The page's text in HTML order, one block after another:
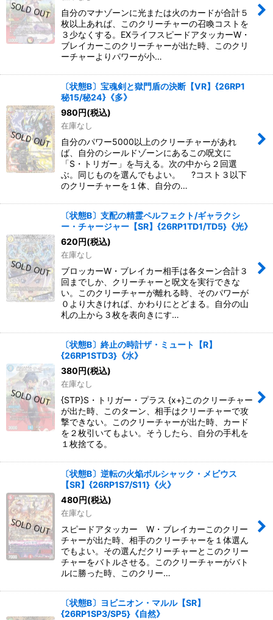
自分のマナゾーンに光または火のカードが合計５
枚以上あれば、このクリーチャーの召喚コストを
３少なくする。EXライフスピードアタッカーW・
ブレイカーこのクリーチャーが出た時、このクリ
ーチャーよりパワーが小…
〔状態B〕宝魂剣と獄門盾の決断【VR】{26RP1
秘15/秘24}《多》
980円(税込)
在庫なし
自分のパワー5000以上のクリーチャーがあれ
ば、自分のシールドゾーンにあるこの呪文に
「S・トリガー」を与える。次の中から２回選
ぶ。同じものを選んでもよい。 ?コスト３以下
のクリーチャーを１体、自分の…
〔状態B〕支配の精霊ペルフェクト/ギャラクシ
ー・チャージャー【SR】{26RP1TD1/TD5}《光》
620円(税込)
在庫なし
ブロッカーW・ブレイカー相手は各ターン合計３
回までしか、クリーチャーと呪文を実行できな
い。このクリーチャーが離れる時、そのパワーが
０より大きければ、かわりにとどまる。自分の山
札の上から３枚を表向きにす…
〔状態B〕終止の時計ザ・ミュート【R】
{26RP1STD3}《水》
380円(税込)
在庫なし
{STP}S・トリガー・プラス {x+}このクリーチャー
が出た時、このターン、相手はクリーチャーで攻
撃できない。このクリーチャーが出た時、カード
を２枚引いてもよい。そうしたら、自分の手札を
１枚捨てる。
〔状態B〕逆転の火焔ボルシャック・メビウス
【SR】{26RP1S7/S11}《火》
480円(税込)
在庫なし
スピードアタッカー W・ブレイカーこのクリー
チャーが出た時、相手のクリーチャーを１体選ん
でもよい。その選んだクリーチャーとこのクリー
チャーをバトルさせる。このクリーチャーがバト
ルに勝った時、このクリー…
〔状態B〕ヨビニオン・マルル【SR】
{26RP1SP3/SP5}《自然》